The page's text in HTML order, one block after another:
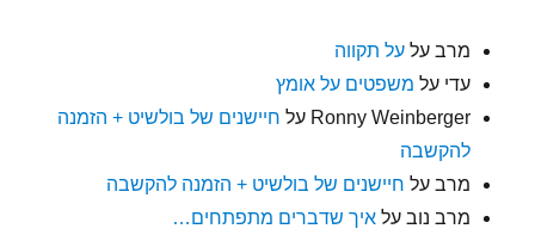
מרב עלעל תקווה
עדי על משפטים על אומץ
Ronny Weinberger על חיישנים של בולשיט + הזמנה
להקשבה
מרב על חיישנים של בולשיט + הזמנה להקשבה
מרב נוב עלאיך שדברים מתפתחים…